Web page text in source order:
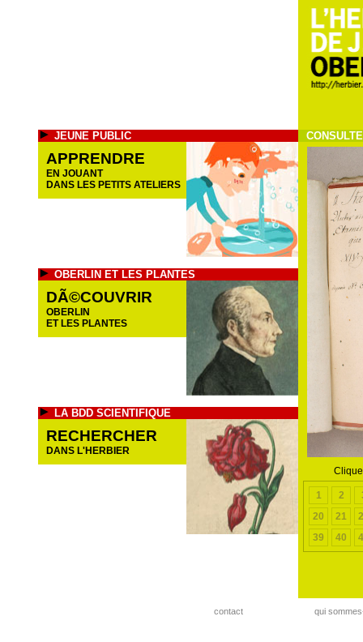
JEUNE PUBLIC
APPRENDRE
EN JOUANT
DANS LES PETITS ATELIERS
OBERLIN ET LES PLANTES
DÃ©COUVRIR
OBERLIN
ET LES PLANTES
LA BDD SCIENTIFIQUE
RECHERCHER
DANS L'HERBIER
1 2
20
21
39
40
contact qui